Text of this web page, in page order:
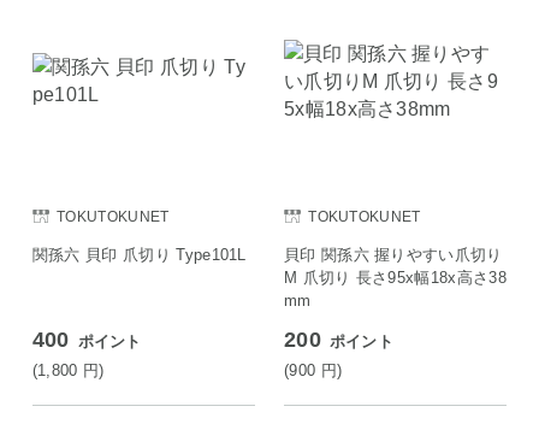
TOKUTOKUNET
関孫六 貝印 爪切り Type101L
400 ポイント
(1,800 円)
TOKUTOKUNET
貝印 関孫六 握りやすい爪切り
M 爪切り 長さ95x幅18x高さ38
mm
200 ポイント
(900 円)